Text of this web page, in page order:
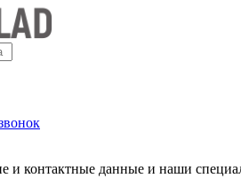
и контактные данные и наши